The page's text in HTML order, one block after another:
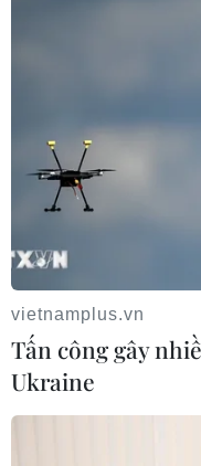
10/08/2026 10:40
Thời tiết nắng nóng
năng kéo dài
vietnamplus.vn
Tấn công gây
Ukraine